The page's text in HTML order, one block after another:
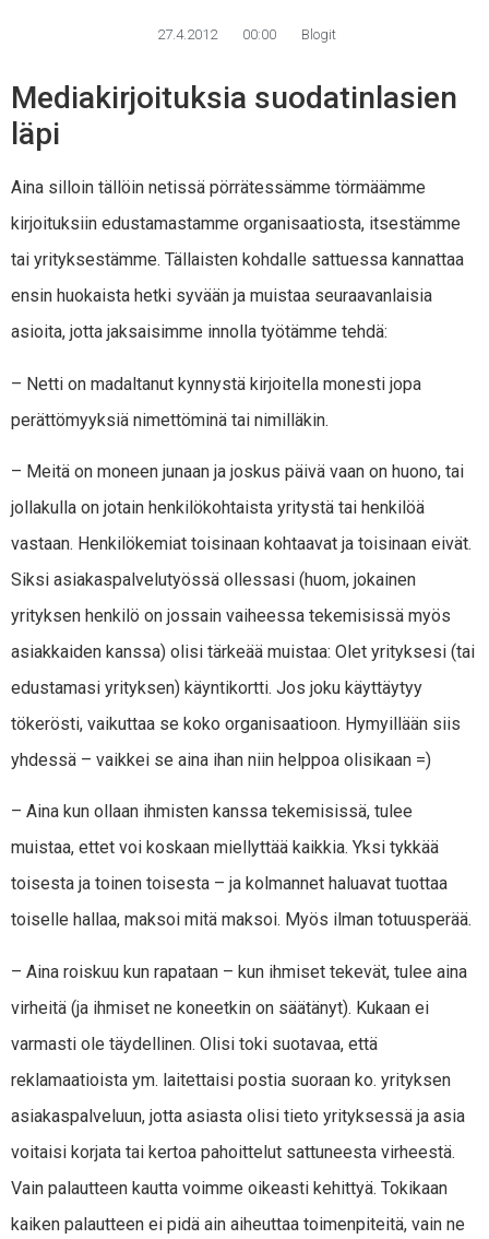
27.4.2012 00:00 Blogit
Mediakirjoituksia suodatinlasien
läpi
Aina silloin tällöin netissä pörrätessämme törmäämme
kirjoituksiin edustamastamme organisaatiosta, itsestämme
tai yrityksestämme. Tällaisten kohdalle sattuessa kannattaa
ensin huokaista hetki syvään ja muistaa seuraavanlaisia
asioita, jotta jaksaisimme innolla työtämme tehdä:
– Netti on madaltanut kynnystä kirjoitella monesti jopa
perättömyyksiä nimettöminä tai nimilläkin.
– Meitä on moneen junaan ja joskus päivä vaan on huono, tai
jollakulla on jotain henkilökohtaista yritystä tai henkilöä
vastaan. Henkilökemiat toisinaan kohtaavat ja toisinaan eivät.
Siksi asiakaspalvelutyössä ollessasi (huom, jokainen
yrityksen henkilö on jossain vaiheessa tekemisissä myös
asiakkaiden kanssa) olisi tärkeää muistaa: Olet yrityksesi (tai
edustamasi yrityksen) käyntikortti. Jos joku käyttäytyy
tökerösti, vaikuttaa se koko organisaatioon. Hymyillään siis
yhdessä – vaikkei se aina ihan niin helppoa olisikaan =)
– Aina kun ollaan ihmisten kanssa tekemisissä, tulee
muistaa, ettet voi koskaan miellyttää kaikkia. Yksi tykkää
toisesta ja toinen toisesta – ja kolmannet haluavat tuottaa
toiselle hallaa, maksoi mitä maksoi. Myös ilman totuusperää.
– Aina roiskuu kun rapataan – kun ihmiset tekevät, tulee aina
virheitä (ja ihmiset ne koneetkin on säätänyt). Kukaan ei
varmasti ole täydellinen. Olisi toki suotavaa, että
reklamaatioista ym. laitettaisi postia suoraan ko. yrityksen
asiakaspalveluun, jotta asiasta olisi tieto yrityksessä ja asia
voitaisi korjata tai kertoa pahoittelut sattuneesta virheestä.
Vain palautteen kautta voimme oikeasti kehittyä. Tokikaan
kaiken palautteen ei pidä ain aiheuttaa toimenpiteitä, vain ne